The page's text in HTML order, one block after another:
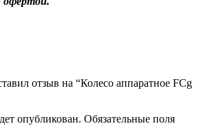
отзыв на “Колесо аппаратное FCg
опубликован. Обязательные поля